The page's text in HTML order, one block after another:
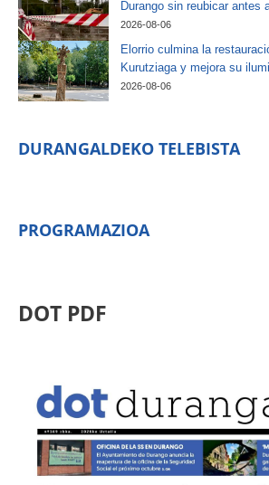
Durango sin reubicar antes
2026-08-06
Elorrio culmina la
Kurutziaga y mejora su
2026-08-06
DURANGALDEKO TELEBISTA
PROGRAMAZIOA
DOT PDF